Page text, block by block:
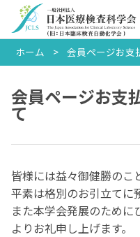
ホーム 会員ページお支
会員ページお支
て
皆様には益々御健勝のこ
平素は格別のお引立てに
また本学会発展のため
よりお礼申し上げます。